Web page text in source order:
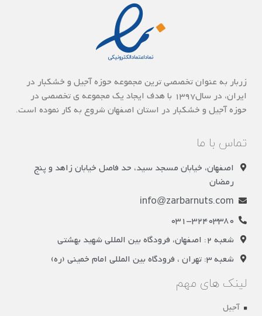
زربار به عنوان تخصصی ترین مجموعه حوزه آجیل و خشکبار در
ایران، در سال1397 با هدف ایجاد یک مجموعه ی تخصصی در
حوزه آجیل و خشکبار در استان اصفهان شروع به کار نموده است.
تماس با ما
اصفهان، خیابان مسجد سید، حد فاصل خیابان زاهد و پنج
رمضان
info@zarbarnuts.com
031-32403380
شعبه 2: اصفهان، فرودگاه بین المللی شهید بهشتی
شعبه 3: تهران ، فرودگاه بین المللی امام خمینی (ره)
لینک های مهم
آجیل